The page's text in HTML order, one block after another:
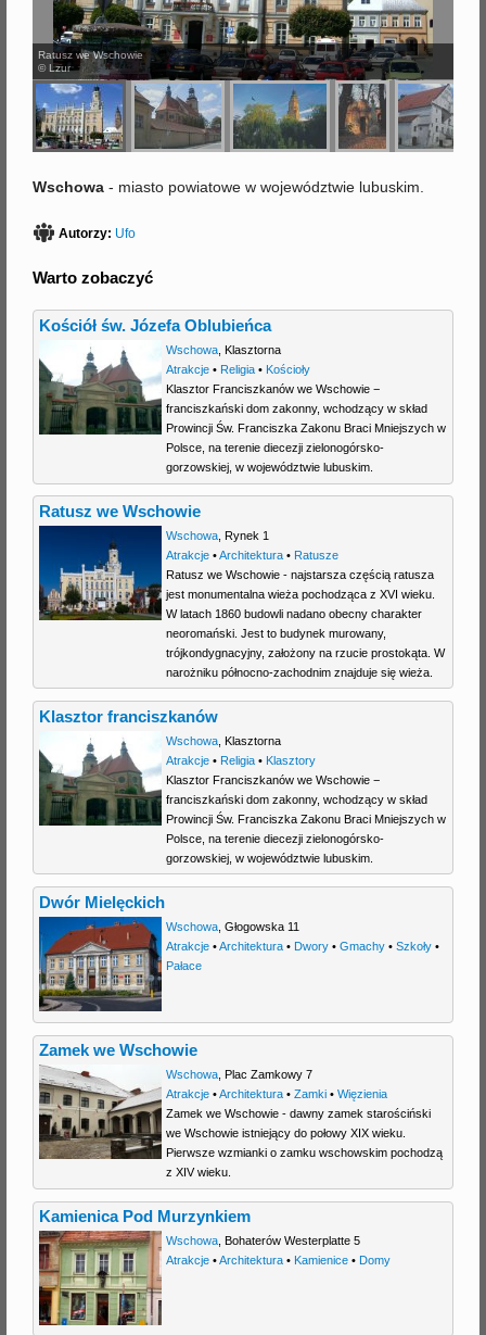
Ratusz we Wschowie
© Lzur
Wschowa - miasto powiatowe w województwie lubuskim.
Autorzy: Ufo
Warto zobaczyć
Kościół św. Józefa Oblubieńca
Wschowa, Klasztorna
Atrakcje• Religia• Kościoły
Klasztor Franciszkanów we Wschowie −
franciszkański dom zakonny, wchodzący w skład
Prowincji Św. Franciszka Zakonu Braci Mniejszych w
Polsce, na terenie diecezji zielonogórsko-
gorzowskiej, w województwie lubuskim.
Ratusz we Wschowie
Wschowa, Rynek 1
Atrakcje•Architektura• Ratusze
Ratusz we Wschowie - najstarsza częścią ratusza
jest monumentalna wieża pochodząca z XVI wieku.
W latach 1860 budowli nadano obecny charakter
neoromański. Jest to budynek murowany,
trójkondygnacyjny, założony na rzucie prostokąta. W
narożniku północno-zachodnim znajduje się wieża.
Klasztor franciszkanów
Wschowa, Klasztorna
Atrakcje• Religia• Klasztory
Klasztor Franciszkanów we Wschowie −
franciszkański dom zakonny, wchodzący w skład
Prowincji Św. Franciszka Zakonu Braci Mniejszych w
Polsce, na terenie diecezji zielonogórsko-
gorzowskiej, w województwie lubuskim.
Dwór Mielęckich
Wschowa, Głogowska 11
Atrakcje•Architektura• Dwory• Gmachy• Szkoły•
Pałace
Zamek we Wschowie
Wschowa, Plac Zamkowy 7
Atrakcje•Architektura• Zamki• Więzienia
Zamek we Wschowie - dawny zamek starościński
we Wschowie istniejący do połowy XIX wieku.
Pierwsze wzmianki o zamku wschowskim pochodzą
z XIV wieku.
Kamienica Pod Murzynkiem
Wschowa,
Bohaterów Westerplatte 5
Atrakcje•Architektura• Kamienice• Domy